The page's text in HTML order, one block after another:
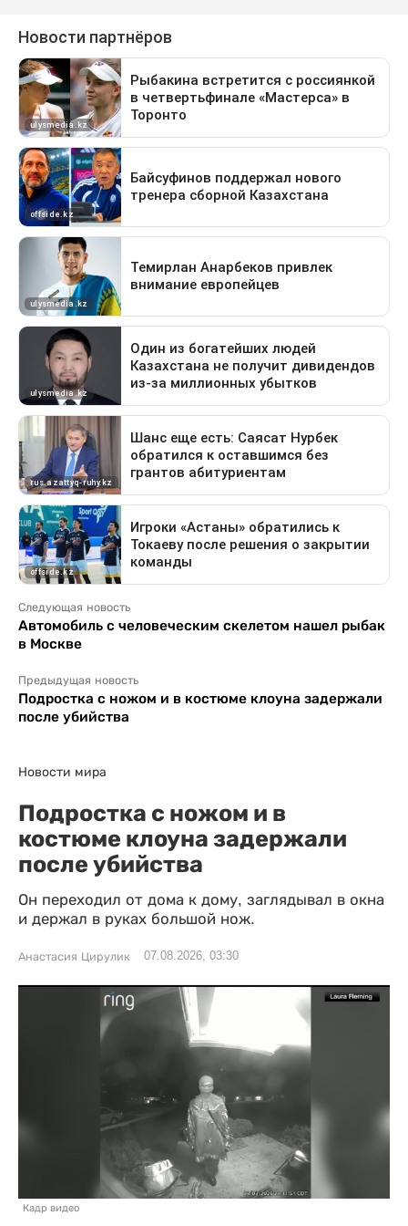
Следующая новость
Автомобиль с человеческим скелетом нашел рыбак
в Москве
Предыдущая новость
Подростка с ножом и в костюме клоуна задержали
после убийства
Новости мира
Подростка с ножом и в
костюме клоуна задержали
после убийства
Он переходил от дома к дому, заглядывал в окна
и держал в руках большой нож.
Анастасия Цирулик 07.08.2026, 03:30
Кадр видео